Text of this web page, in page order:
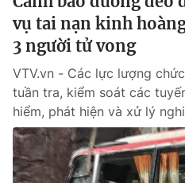
vụ tai nạn kinh
3 người tử vong
VTV.vn - Các lực lượng
tuần tra, kiểm soát các
hiểm, phát hiện và xử lý